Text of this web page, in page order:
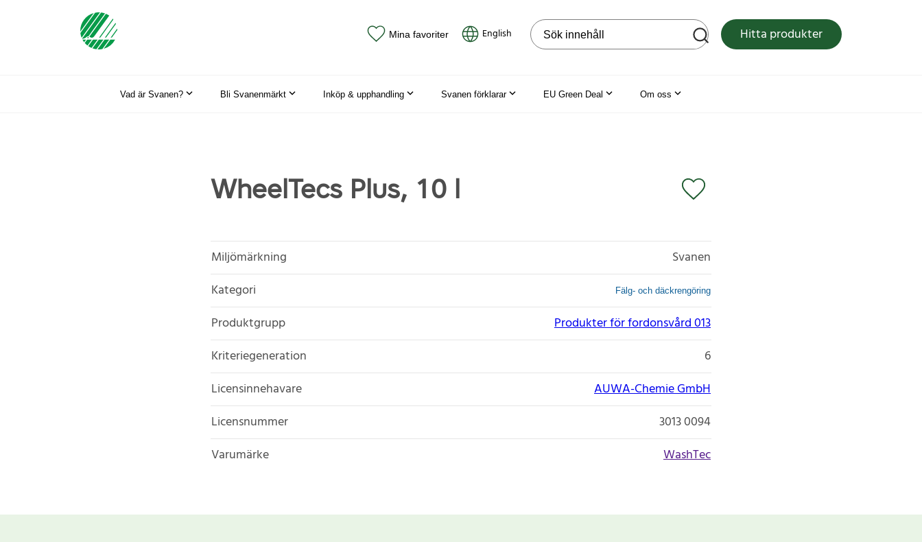
Mina favoriter English Sök på webbplatsen Hitta produkter
Vad är Svanen? Bli Svanenmärkt Inköp & upphandling Svanen förklarar EU Green Deal Om oss
WheelTecs Plus, 10 l
Miljömärkning
Svanen
Kategori
Fälg- och däckrengöring
Produktgrupp
Produkter för fordonsvård 013
Kriteriegeneration
6
Licensinnehavare
AUWA-Chemie GmbH
Licensnummer
3013 0094
Varumärke
WashTec